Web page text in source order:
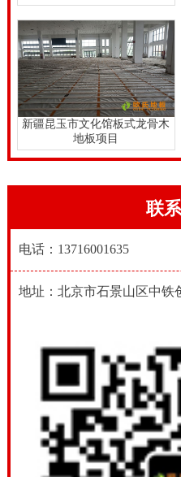
新疆昆玉市文化馆板式龙骨木
地板项目
联
电话：13716001635
地址：北京市石景山区中铁